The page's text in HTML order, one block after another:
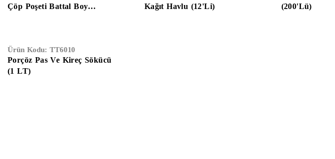
Çöp Poşeti Battal Boy
Kağıt Havlu (12'Li)
(200'Lü)
Ürün Kodu: TT6010
Porçöz Pas Ve Kireç Sökücü
(1 LT)